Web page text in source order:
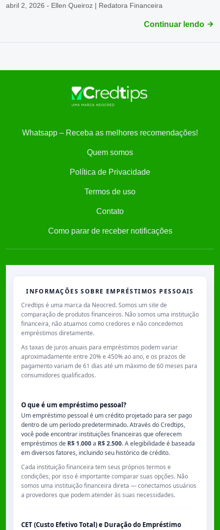
abril 2, 2026 - Ellen Queiroz | Redatora Financeira
Continuar lendo
Whatsapp – Receba as melhores recomendações!
Quem somos
Política de Privacidade
Termos de uso
Contato
Como parar de receber notificações
INFORMAÇÕES SOBRE EMPRÉSTIMOS PESSOAIS
Credtips é uma marca da Neocred. Somos um site de
comparação de produtos financeiros. Não somos uma instituição
financeira, não atuamos como credores e não concedemos
empréstimos diretamente.
As taxas de juros anuais para empréstimos podem variar
aproximadamente entre 20% e 450% ao ano, e os prazos de
pagamento variam de 61 dias até um máximo de 60 meses para
consumidores qualificados.
O que é um empréstimo pessoal?
Um empréstimo pessoal é um crédito projetado para ser pago
dentro de um período predeterminado. Através do Credtips,
você pode encontrar instituições financeiras que oferecem
empréstimos de R$ 1.000a R$ 2.500. A elegibilidade é baseada
em diversos fatores, incluindo seu histórico de crédito.
Cada instituição financeira tem seus próprios termos e
condições, por isso é importante comparar suas opções. Não
somos uma instituição financeira direta — conectamos usuários
a provedores que podem atender às suas necessidades.
CET (Custo Efetivo Total) e Duração do Empréstimo